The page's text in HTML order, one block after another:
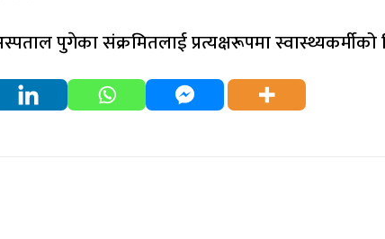
पुगेका संक्रमितलाई प्रत्यक्षरूपमा